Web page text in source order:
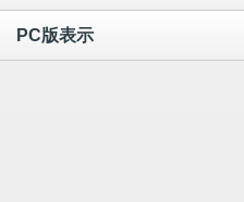
PC版表示